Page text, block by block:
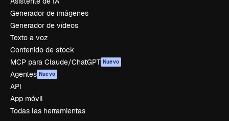
Generador de imágenes
Generador de vídeos
Texto a voz
Contenido de stock
MCP para Claude/ChatGPT Nuevo
Agentes Nuevo
API
App móvil
Todas las herramientas